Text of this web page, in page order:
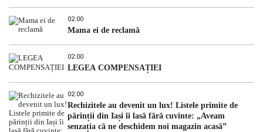
02:00
Mama ei de reclamă
02:00
LEGEA COMPENSAȚIEI
02:00
Rechizitele au devenit un lux! Listele primite de
părinții din Iași îi lasă fără cuvinte: „Aveam
senzația că ne deschidem noi magazin acasă”